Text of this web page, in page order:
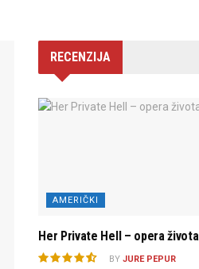
RECENZIJA
AMERIČKI
Her Private Hell – opera života
BY JURE PEPUR